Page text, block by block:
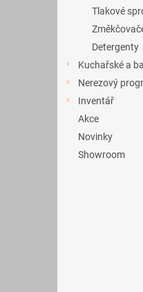
Tlakové
Detergenty
Kuchařské a
Nerezový
Inventář
Akce
Novinky
Showroom